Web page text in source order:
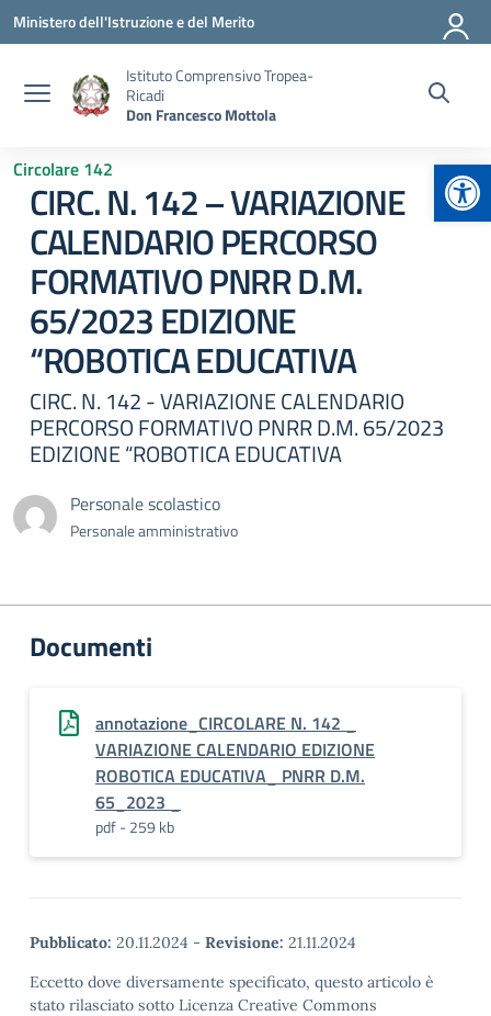
Vai ai contenuti
Vai al menu di navigazione
Vai al footer
Ministero dell'Istruzione e del Merito
Istituto Comprensivo Tropea-
Ricadi
Don Francesco Mottola
Circolare 142
CIRC. N. 142 – VARIAZIONE
CALENDARIO PERCORSO
FORMATIVO PNRR D.M.
65/2023 EDIZIONE
“ROBOTICA EDUCATIVA
CIRC. N. 142 - VARIAZIONE CALENDARIO
PERCORSO FORMATIVO PNRR D.M. 65/2023
EDIZIONE “ROBOTICA EDUCATIVA
Personale scolastico
Personale amministrativo
Documenti
annotazione_CIRCOLARE N. 142 _
VARIAZIONE CALENDARIO EDIZIONE
ROBOTICA EDUCATIVA_ PNRR D.M.
65_2023 _
pdf - 259 kb
Pubblicato: 20.11.2024 - Revisione: 21.11.2024
Eccetto dove diversamente specificato, questo articolo è
stato rilasciato sotto Licenza Creative Commons